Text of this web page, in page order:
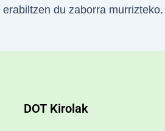
du zaborra murrizteko.
DOT Kirolak